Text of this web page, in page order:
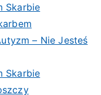
Skarbie
– Nie Jesteś
Skarbie